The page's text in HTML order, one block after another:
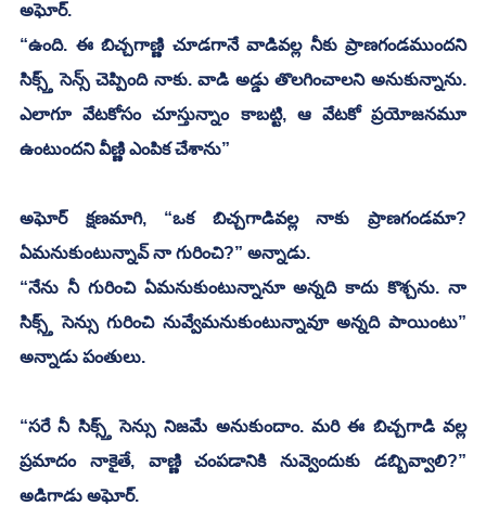
అఘోర్.
“ఉంది. ఈ బిచ్చగాణ్ణి చూడగానే వాడివల్ల నీకు ప్రాణగండముందని
సిక్స్త్ సెన్స్ చెప్పింది నాకు. వాడి అడ్డు తొలగించాలని అనుకున్నాను.
ఎలాగూ వేటకోసం చూస్తున్నాం కాబట్టి, ఆ వేటకో ప్రయోజనమూ
ఉంటుందని వీణ్ణి ఎంపిక చేశాను”
అఘోర్ క్షణమాగి, “ఒక బిచ్చగాడివల్ల నాకు ప్రాణగండమా?
ఏమనుకుంటున్నావ్ నా గురించి?” అన్నాడు.
“నేను నీ గురించి ఏమనుకుంటున్నానూ అన్నది కాదు కొశ్చను. నా
సిక్స్త్ సెన్సు గురించి నువ్వేమనుకుంటున్నావూ అన్నది పాయింటు”
అన్నాడు పంతులు.
“సరే నీ సిక్స్త్ సెన్సు నిజమే అనుకుందాం. మరి ఈ బిచ్చగాడి వల్ల
ప్రమాదం నాకైతే, వాణ్ణి చంపడానికి నువ్వెందుకు డబ్బివ్వాలి?”
అడిగాడు అఘోర్.